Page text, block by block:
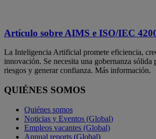
Artículo sobre AIMS e ISO/IEC
La Inteligencia Artificial promete eficiencia,
innovación. Se necesita una gobernanza sólida
riesgos y generar confianza. Más información.
QUIÉNES SOMOS
Quiénes somos
Noticias y Eventos (Global)
Empleos vacantes (Global)
Annual reports (Global)